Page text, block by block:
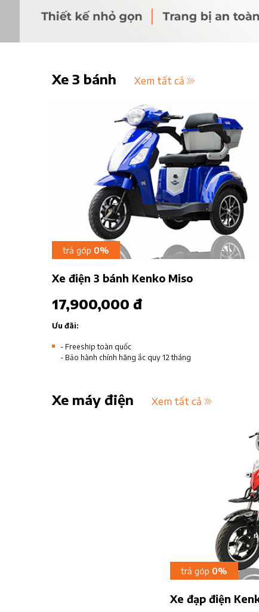
Xe 3 bánh Xem tất cả
trả góp 0%
Xe điện 3 bánh Kenko Miso
17,900,000 đ
Ưu đãi:
- Freeship toàn quốc
- Bảo hành chính hãng ắc quy 12 tháng
Xe máy điện Xem tất cả
trả góp 0%
Xe đạp điện